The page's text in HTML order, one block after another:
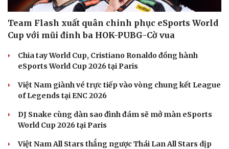
Văn hóa
Văn học
Âm nhạc
Di sản
Thời trang
Team Flash xuất quân chinh phục eSports World
Cup với mũi đinh ba HOK-PUBG-Cờ vua
Chia tay World Cup, Cristiano Ronaldo đồng hành
eSports World Cup 2026 tại Paris
Việt Nam giành vé trực tiếp vào vòng chung kết League
of Legends tại ENC 2026
DJ Snake cùng dàn sao đình đám sẽ mở màn eSports
World Cup 2026 tại Paris
Việt Nam All Stars thắng ngược Thái Lan All Stars dịp